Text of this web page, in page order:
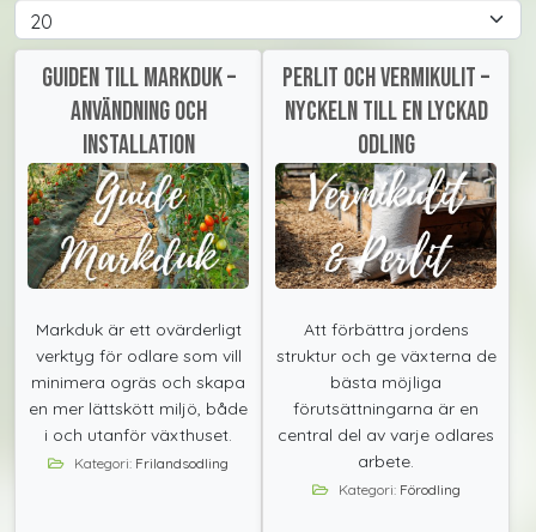
Visa #
Guiden till markduk –
användning och
installation
Markduk är ett ovärderligt
verktyg för odlare som vill
minimera ogräs och skapa
en mer lättskött miljö, både
i och utanför växthuset.
Kategori: Frilandsodling
Perlit och Vermikulit –
Nyckeln till en lyckad
odling
Att förbättra jordens
struktur och ge växterna de
bästa möjliga
förutsättningarna är en
central del av varje odlares
arbete.
Kategori: Förodling